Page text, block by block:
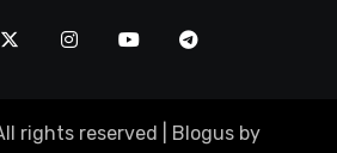
rights reserved Blogus by